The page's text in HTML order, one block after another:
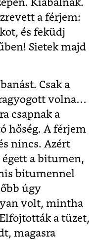
Kiabálnak.
a férjem:
és feküdj
Sietek majd
Csak a
volna…
csapnak a
hőség. A férjem
nincs. Azért
a bitumen,
bitumennel
úgy
volt, mintha
a tüzet,
magasra